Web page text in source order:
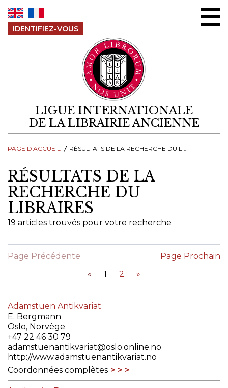
IDENTIFIEZ-VOUS
LIGUE INTERNATIONALE
DE LA LIBRAIRIE ANCIENNE
PAGE D'ACCUEIL RÉSULTATS DE LA RECHERCHE DU LIBRAIRES
RÉSULTATS DE LA
RECHERCHE DU
LIBRAIRES
19 articles trouvés pour votre recherche
Page Précédente
«
1 2 »
Page Prochain
Adamstuen Antikvariat
E. Bergmann
Oslo, Norvège
+47 22 46 30 79
adamstuenantikvariat@oslo.online.no
http://www.adamstuenantikvariat.no
Coordonnées complètes